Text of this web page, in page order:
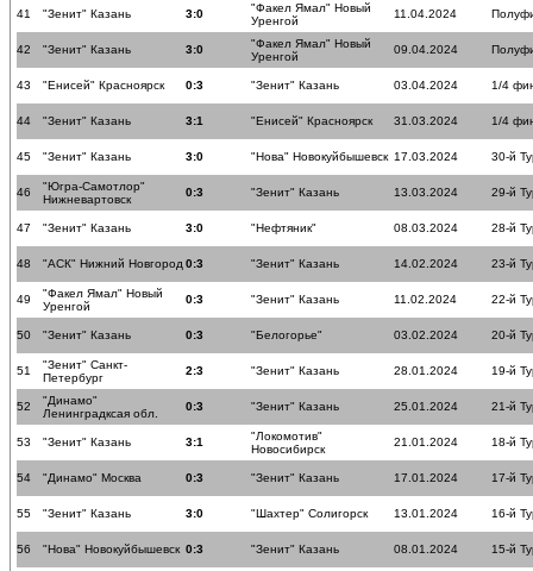
41 "Зенит" Казань 3:0
"Факел Ямал" Новый
Уренгой
11.04.2024
42 "Зенит" Казань 3:0
"Факел Ямал" Новый
Уренгой
09.04.2024
43 "Енисей" Красноярск 0:3 "Зенит" Казань 03.04.2024 1/4
44 "Зенит" Казань 3:1 "Енисей" Красноярск 31.03.2024 1/4
45 "Зенит" Казань 3:0 "Нова" Новокуйбышевск 17.03.2024 30-й
46
"Югра-Самотлор"
Нижневартовск
0:3 "Зенит" Казань 13.03.2024 29-й
47 "Зенит" Казань 3:0 "Нефтяник" 08.03.2024 28-й
48 "АСК" Нижний Новгород 0:3 "Зенит" Казань 14.02.2024 23-й
49
"Факел Ямал" Новый
Уренгой
0:3 "Зенит" Казань 11.02.2024 22-й
50 "Зенит" Казань 0:3 "Белогорье" 03.02.2024 20-й
51
"Зенит" Санкт-
Петербург
2:3 "Зенит" Казань 28.01.2024 19-й
52
"Динамо"
Ленинградксая обл.
0:3 "Зенит" Казань 25.01.2024 21-й
53 "Зенит" Казань 3:1
"Локомотив"
Новосибирск
21.01.2024 18-й
54 "Динамо" Москва 0:3 "Зенит" Казань 17.01.2024 17-й
55 "Зенит" Казань 3:0 "Шахтер" Солигорск 13.01.2024 16-й
56 "Нова" Новокуйбышевск 0:3 "Зенит" Казань 08.01.2024 15-й